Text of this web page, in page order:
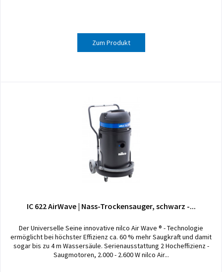
Zum Produkt
IC 622 AirWave | Nass-Trockensauger, schwarz -...
Der Universelle Seine innovative nilco Air Wave ® - Technologie
ermöglicht bei höchster Effizienz ca. 60 % mehr Saugkraft und damit
sogar bis zu 4 m Wassersäule. Serienausstattung 2 Hocheffizienz -
Saugmotoren, 2.000 - 2.600 W nilco Air...